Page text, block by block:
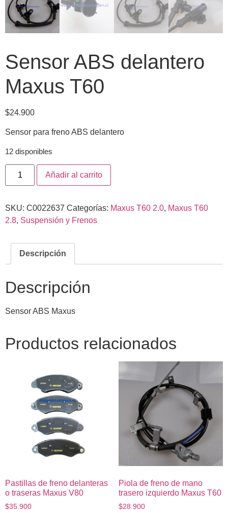
Sensor ABS delantero
Maxus T60
$24.900
Sensor para freno ABS delantero
12 disponibles
Añadir al carrito
SKU: C0022637 Categorías: Maxus T60 2.0, Maxus T60
2.8, Suspensión y Frenos
Descripción
Descripción
Sensor ABS Maxus
Productos relacionados
Pastillas de freno delanteras
o traseras Maxus V80
$35.900
Piola de freno de mano
trasero izquierdo Maxus T60
$28.900